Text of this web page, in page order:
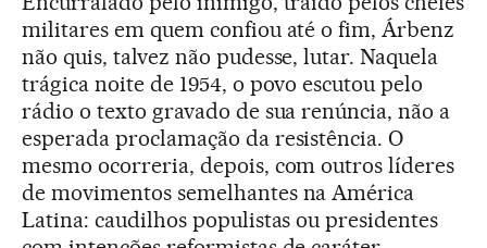
militares em quem confiou até o fim, Árbenz
não quis, talvez não pudesse, lutar. Naquela
trágica noite de 1954, o povo escutou pelo
rádio o texto gravado de sua renúncia, não a
esperada proclamação da resistência. O
mesmo ocorreria, depois, com outros líderes
de movimentos semelhantes na América
Latina: caudilhos populistas ou presidentes